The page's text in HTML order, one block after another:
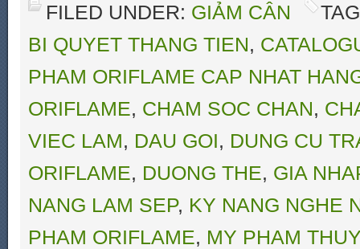
FILED UNDER: GIẢM CÂN
BI QUYET THANG TIEN,
PHAM ORIFLAME CAP NHAT
ORIFLAME, CHAM SOC CHAN,
VIEC LAM, DAU GOI, DUNG CU
ORIFLAME, DUONG THE, GIA
NANG LAM SEP, KY NANG NGHE
PHAM ORIFLAME, MY PHAM